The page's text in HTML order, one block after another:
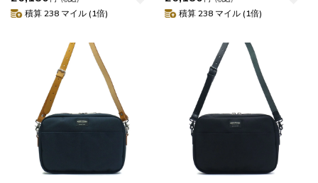
ンズ レディース WB-G-004
積算 238 マイル (1倍)
ンズ レディース WB-G-004
積算 238 マイル (1倍)